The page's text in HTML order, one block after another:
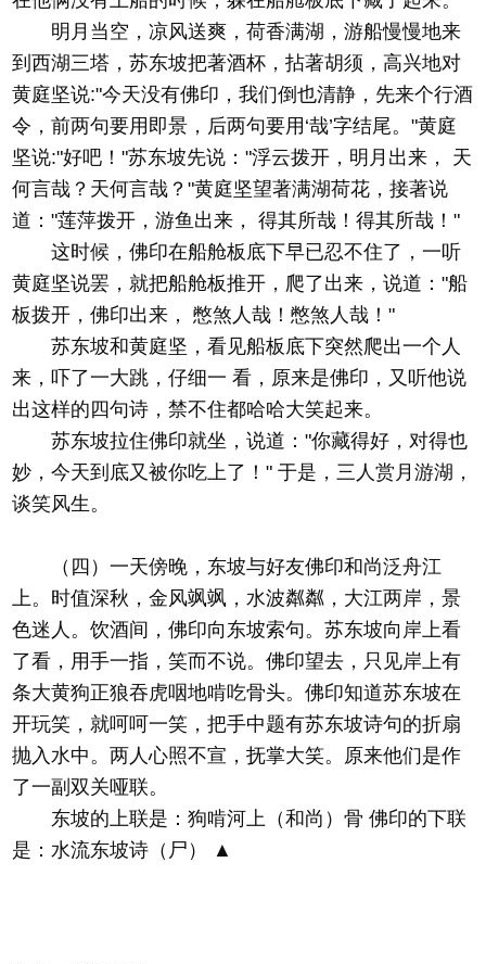
明月当空，凉风送爽，荷香满湖，游船慢慢地来
到西湖三塔，苏东坡把著酒杯，拈著胡须，高兴地对
黄庭坚说:"今天没有佛印，我们倒也清静，先来个行酒
令，前两句要用即景，后两句要用‘哉’字结尾。"黄庭
坚说:"好吧！"苏东坡先说："浮云拨开，明月出来， 天
何言哉？天何言哉？"黄庭坚望著满湖荷花，接著说
道："莲萍拨开，游鱼出来， 得其所哉！得其所哉！"
这时候，佛印在船舱板底下早已忍不住了，一听
黄庭坚说罢，就把船舱板推开，爬了出来，说道："船
板拨开，佛印出来， 憋煞人哉！憋煞人哉！"
苏东坡和黄庭坚，看见船板底下突然爬出一个人
来，吓了一大跳，仔细一 看，原来是佛印，又听他说
出这样的四句诗，禁不住都哈哈大笑起来。
苏东坡拉住佛印就坐，说道："你藏得好，对得也
妙，今天到底又被你吃上了！" 于是，三人赏月游湖，
谈笑风生。
（四）一天傍晚，东坡与好友佛印和尚泛舟江
上。时值深秋，金风飒飒，水波粼粼，大江两岸，景
色迷人。饮酒间，佛印向东坡索句。苏东坡向岸上看
了看，用手一指，笑而不说。佛印望去，只见岸上有
条大黄狗正狼吞虎咽地啃吃骨头。佛印知道苏东坡在
开玩笑，就呵呵一笑，把手中题有苏东坡诗句的折扇
抛入水中。两人心照不宣，抚掌大笑。原来他们是作
了一副双关哑联。
东坡的上联是：狗啃河上（和尚）骨 佛印的下联
是：水流东坡诗（尸） ▲